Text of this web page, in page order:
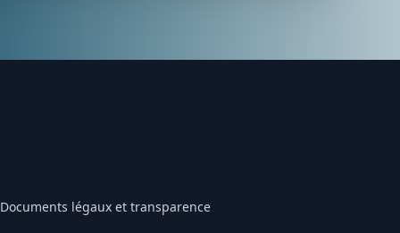
Documents légaux et transparence